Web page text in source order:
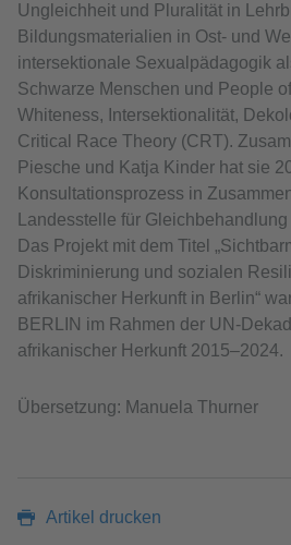
Ungleichheit und Pluralität in
Bildungsmaterialien in Ost- und
intersektionale Sexualpädagogik
Schwarze Menschen und People
Whiteness, Intersektionalität,
Critical Race Theory (CRT).
Piesche und Katja Kinder hat sie
Konsultationsprozess in
Landesstelle für
Das Projekt mit dem Titel
Diskriminierung und sozialen
afrikanischer Herkunft in Berlin“
BERLIN im Rahmen der UN-
afrikanischer Herkunft 2015–2024.
Übersetzung: Manuela Thurner
Artikel drucken